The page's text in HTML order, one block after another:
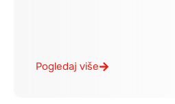
Pogledaj više